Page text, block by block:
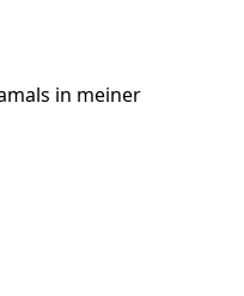
in meiner